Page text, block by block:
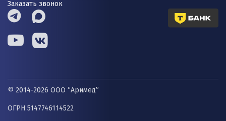
Заказать звонок
© 2014-2026 ООО “Аримед”
ОГРН 5147746114522